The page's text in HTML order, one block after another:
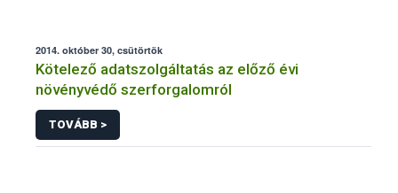
2014. október 30, csütörtök
Kötelező adatszolgáltatás az előző évi
növényvédő szerforgalomról
TOVÁBB >